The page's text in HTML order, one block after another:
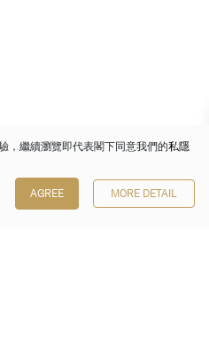
，繼續瀏覽即代表閣下同意我們的私隱
AGREE MORE DETAIL